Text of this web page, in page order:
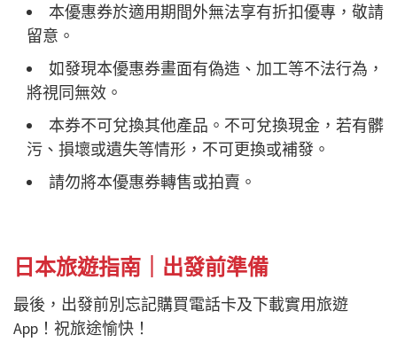
本優惠券於適用期間外無法享有折扣優專，敬請
留意。
如發現本優惠券畫面有偽造、加工等不法行為，
將視同無效。
本券不可兌換其他產品。不可兌換現金，若有髒
污、損壞或遺失等情形，不可更換或補發。
請勿將本優惠券轉售或拍賣。
日本旅遊指南｜出發前準備
最後，出發前別忘記購買電話卡及下載實用旅遊
App！祝旅途愉快！